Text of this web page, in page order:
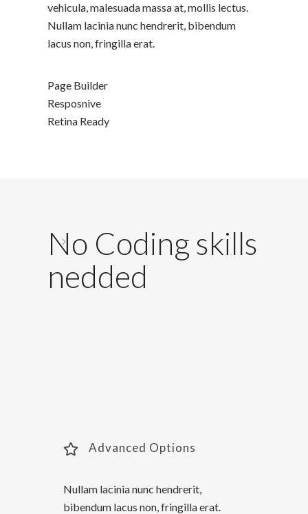
vehicula, malesuada massa at, mollis lectus.
Nullam lacinia nunc hendrerit, bibendum
lacus non, fringilla erat.
Page Builder
Resposnive
Retina Ready
No Coding skills
nedded
Advanced Options
Nullam lacinia nunc hendrerit,
bibendum lacus non, fringilla erat.